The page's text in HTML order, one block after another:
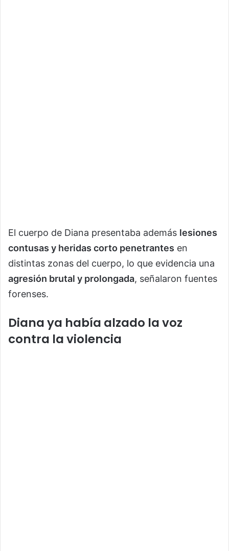
El cuerpo de Diana presentaba además lesiones
contusas y heridas corto penetrantes en
distintas zonas del cuerpo, lo que evidencia una
agresión brutal y prolongada, señalaron fuentes
forenses.
Diana ya había alzado la voz
contra la violencia